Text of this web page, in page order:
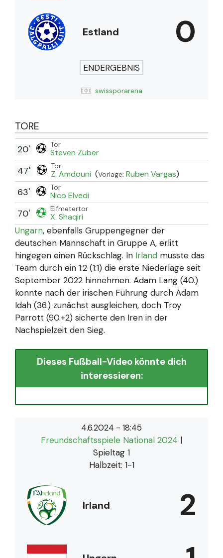
Estland 0
ENDERGEBNIS
swissporarena
TORE
Tor
Steven Zuber
20'
Tor
Z. Amdouni (Vorlage: Ruben Vargas)
47'
Tor
Nico Elvedi
63'
Elfmetertor
X. Shaqiri
70'
Ungarn, ebenfalls Gruppengegner der
deutschen Mannschaft in Gruppe A, erlitt
hingegen einen Rückschlag. In Irland musste das
Team durch ein 1:2 (1:1) die erste Niederlage seit
September 2022 hinnehmen. Adam Lang (40.)
konnte nach der irischen Führung durch Adam
Idah (36.) zunächst ausgleichen, doch Troy
Parrott (90.+2) sicherte den Iren in der
Nachspielzeit den Sieg.
Dieses Fußball-Video könnte dich
interessieren:
4.6.2024 - 18:45
Freundschaftsspiele National 2024 |
Spieltag 1
Halbzeit: 1-1
Irland 2